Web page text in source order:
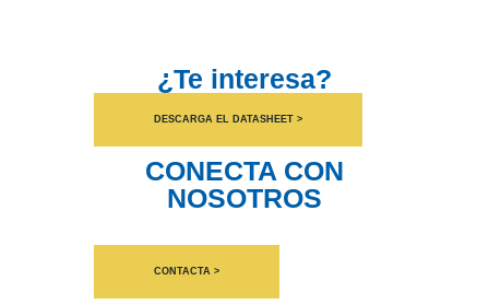
¿Te interesa?
DESCARGA EL DATASHEET >
CONECTA CON
NOSOTROS
CONTACTA >